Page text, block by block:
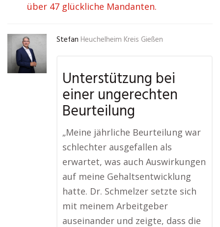
über 47 glückliche Mandanten.
Stefan Heuchelheim Kreis Gießen
Unterstützung bei
einer ungerechten
Beurteilung
„Meine jährliche Beurteilung war
schlechter ausgefallen als
erwartet, was auch Auswirkungen
auf meine Gehaltsentwicklung
hatte. Dr. Schmelzer setzte sich
mit meinem Arbeitgeber
auseinander und zeigte, dass die